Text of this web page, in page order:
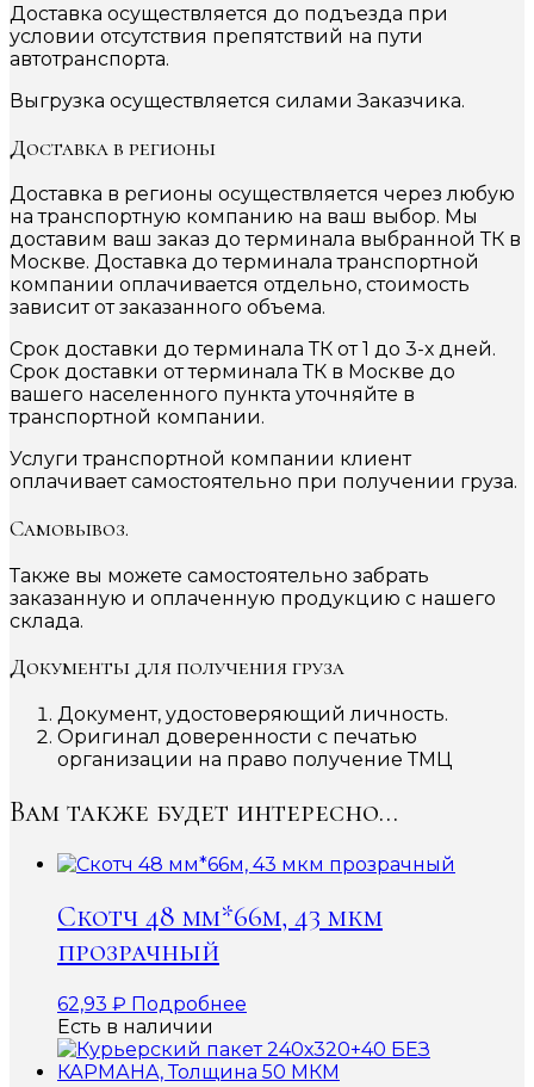
Доставка осуществляется до подъезда при
условии отсутствия препятствий на пути
автотранспорта.
Выгрузка осуществляется силами Заказчика.
Доставка в регионы
Доставка в регионы осуществляется через любую
на транспортную компанию на ваш выбор. Мы
доставим ваш заказ до терминала выбранной ТК в
Москве. Доставка до терминала транспортной
компании оплачивается отдельно, стоимость
зависит от заказанного объема.
Срок доставки до терминала ТК от 1 до 3-х дней.
Срок доставки от терминала ТК в Москве до
вашего населенного пункта уточняйте в
транспортной компании.
Услуги транспортной компании клиент
оплачивает самостоятельно при получении груза.
Самовывоз.
Также вы можете самостоятельно забрать
заказанную и оплаченную продукцию с нашего
склада.
Документы для получения груза
Документ, удостоверяющий личность.
Оригинал доверенности с печатью
организации на право получение ТМЦ
Вам также будет интересно…
Скотч 48 мм*66м, 43 мкм
прозрачный
62,93 ₽ Подробнее
Есть в наличии